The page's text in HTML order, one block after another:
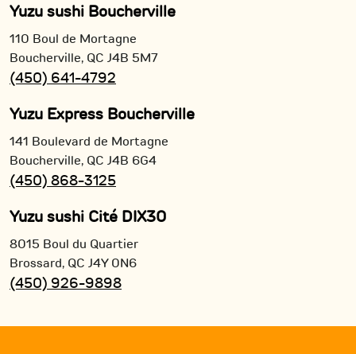
Yuzu sushi Boucherville
110 Boul de Mortagne
Boucherville, QC J4B 5M7
(450) 641-4792
Yuzu Express Boucherville
141 Boulevard de Mortagne
Boucherville, QC J4B 6G4
(450) 868-3125
Yuzu sushi Cité DIX30
8015 Boul du Quartier
Brossard, QC J4Y 0N6
(450) 926-9898